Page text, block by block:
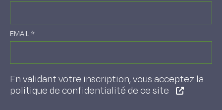
EMAIL*
En validant votre inscription, vous acceptez la
politique de confidentialité de ce site